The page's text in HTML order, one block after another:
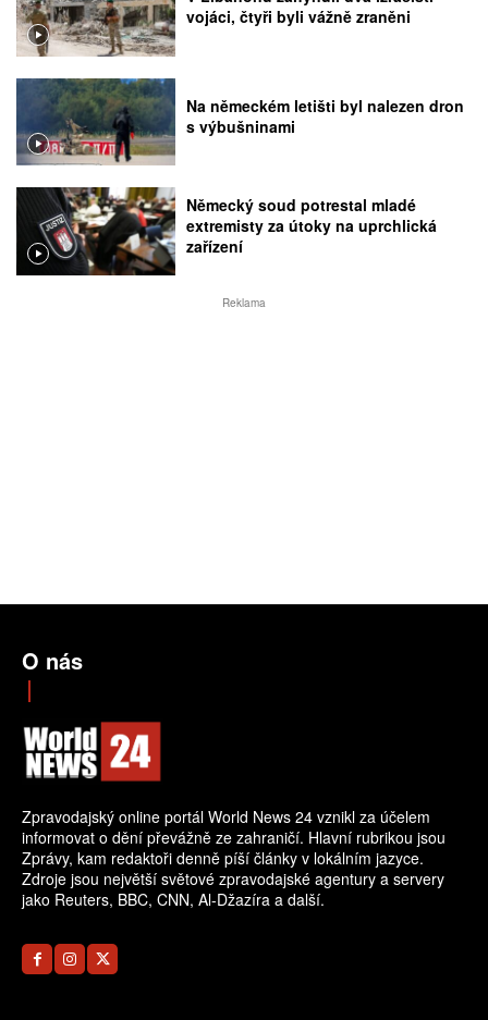
vojáci, čtyři byli vážně zraněni
Na německém letišti byl nalezen dron
s výbušninami
Německý soud potrestal mladé
extremisty za útoky na uprchlická
zařízení
Reklama
O nás
Zpravodajský online portál World News 24 vznikl za účelem
informovat o dění převážně ze zahraničí. Hlavní rubrikou jsou
Zprávy, kam redaktoři denně píší články v lokálním jazyce.
Zdroje jsou největší světové zpravodajské agentury a servery
jako Reuters, BBC, CNN, Al-Džazíra a další.